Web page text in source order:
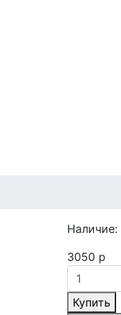
Наличие:
3050 р
Купить